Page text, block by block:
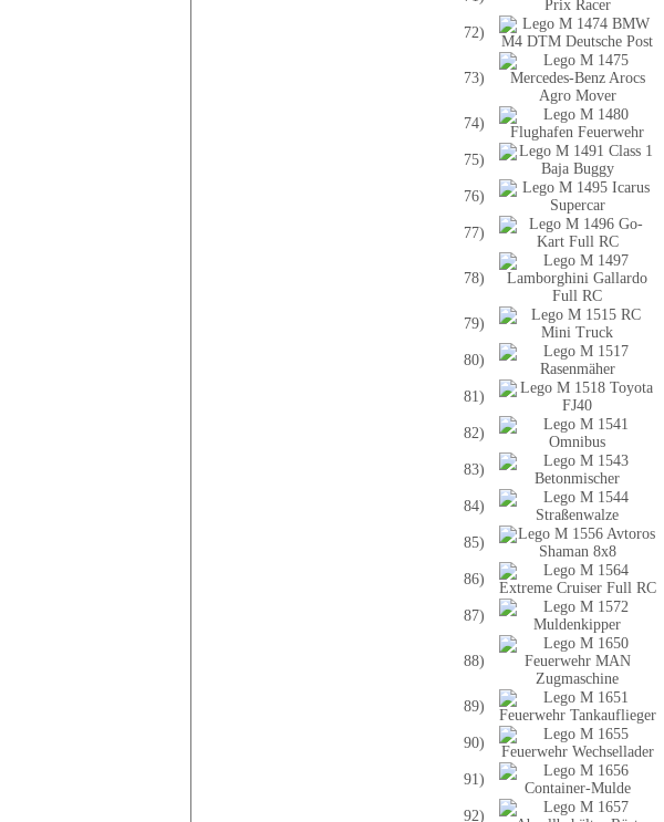
72)
73)
74)
75)
76)
77)
78)
79)
80)
81)
82)
83)
84)
85)
86)
87)
88)
89)
90)
91)
92)